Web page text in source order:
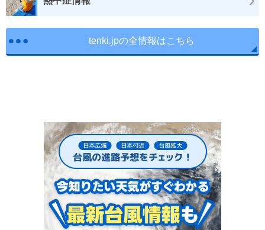
tenki.jpの全情報はこちら